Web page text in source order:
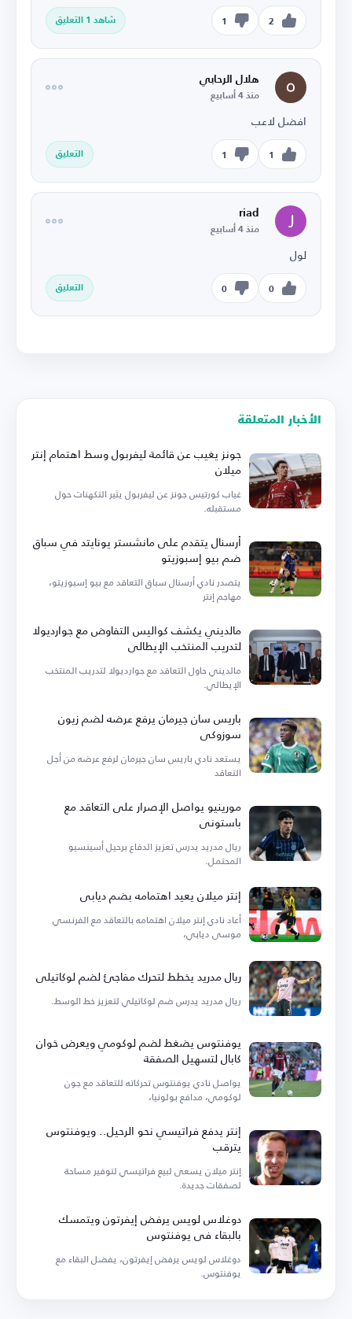
2
1 شاهد 1 التعليق
هلال الرحابي
منذ 4 أسابيع
افضل لاعب
1
1 التعليق
riad
منذ 4 أسابيع
لول
0
0 التعليق
الأخبار المتعلقة
جونز يغيب عن قائمة ليفربول وسط اهتمام إنتر
ميلان
غياب كورتيس جونز عن ليفربول يثير التكهنات حول
مستقبله.
أرسنال يتقدم على مانشستر يونايتد في سباق
ضم بيو إسبوزيتو
يتصدر نادي أرسنال سباق التعاقد مع بيو إسبوزيتو،
مهاجم إنتر
مالديني يكشف كواليس التفاوض مع جوارديولا
لتدريب المنتخب الإيطالي
مالديني حاول التعاقد مع جوارديولا لتدريب المنتخب
الإيطالي.
باريس سان جيرمان يرفع عرضه لضم زيون
سوزوكي
يستعد نادي باريس سان جيرمان لرفع عرضه من أجل
التعاقد
مورينيو يواصل الإصرار على التعاقد مع
باستوني
ريال مدريد يدرس تعزيز الدفاع برحيل أسينسيو
المحتمل.
إنتر ميلان يعيد اهتمامه بضم ديابي
أعاد نادي إنتر ميلان اهتمامه بالتعاقد مع الفرنسي
موسى ديابي،
ريال مدريد يخطط لتحرك مفاجئ لضم لوكاتيلي
ريال مدريد يدرس ضم لوكاتيلي لتعزيز خط الوسط.
يوفنتوس يضغط لضم لوكومي ويعرض خوان
كابال لتسهيل الصفقة
يواصل نادي يوفنتوس تحركاته للتعاقد مع جون
لوكومي، مدافع بولونيا،
إنتر يدفع فراتيسي نحو الرحيل.. ويوفنتوس
يترقب
إنتر ميلان يسعى لبيع فراتيسي لتوفير مساحة
لصفقات جديدة.
دوغلاس لويس يرفض إيفرتون ويتمسك
بالبقاء في يوفنتوس
دوغلاس لويس يرفض إيفرتون، يفضل البقاء مع
يوفنتوس.